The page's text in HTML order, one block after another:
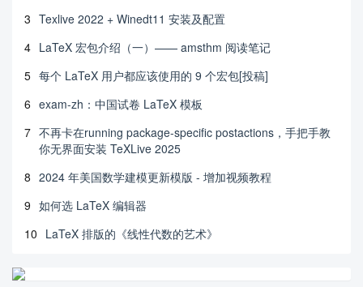
3 Texlive 2022 + Winedt11 安装及配置
4 LaTeX 宏包介绍（一）—— amsthm 阅读笔记
5 每个 LaTeX 用户都应该使用的 9 个宏包[投稿]
6 exam-zh：中国试卷 LaTeX 模板
7 不再卡在running package-specific postactions，手把手教
你无界面安装 TeXLive 2025
8 2024 年美国数学建模更新模版 - 增加视频教程
9 如何选 LaTeX 编辑器
10 LaTeX 排版的《线性代数的艺术》